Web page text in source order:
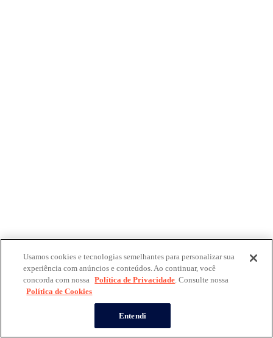
Usamos cookies e tecnologias semelhantes para personalizar sua
experiência com anúncios e conteúdos. Ao continuar, você
concorda com nossa Política de Privacidade. Consulte nossa
Política de Cookies
Entendi